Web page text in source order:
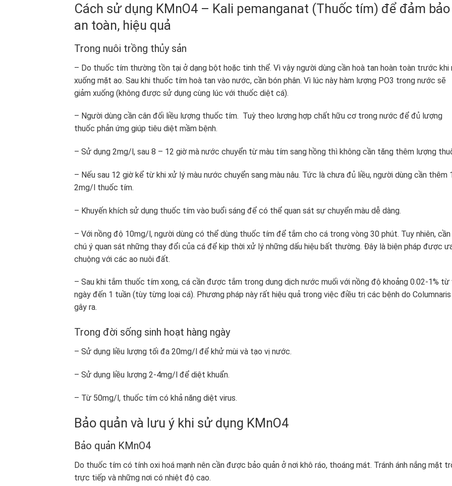
Cách sử dụng KMnO4 – Kali pemanganat (Thuốc tím) để đảm bảo
an toàn, hiệu quả
Trong nuôi trồng thủy sản
– Do thuốc tím thường tồn tại ở dạng bột hoặc tinh thể. Vì vậy người dùng cần hoà tan hoàn toàn trước khi
xuống mặt ao. Sau khi thuốc tím hoà tan vào nước, cần bón phân. Vì lúc này hàm lượng PO3 trong nước sẽ
giảm xuống (không được sử dụng cùng lúc với thuốc diệt cá).
– Người dùng cần cân đối liều lượng thuốc tím. Tuỳ theo lượng hợp chất hữu cơ trong nước để đủ lượng
thuốc phản ứng giúp tiêu diệt mầm bệnh.
– Sử dụng 2mg/l, sau 8 – 12 giờ mà nước chuyển từ màu tím sang hồng thì không cần tăng thêm lượng
– Nếu sau 12 giờ kể từ khi xử lý màu nước chuyển sang màu nâu. Tức là chưa đủ liều, người dùng cần thêm
2mg/l thuốc tím.
– Khuyến khích sử dụng thuốc tím vào buổi sáng để có thể quan sát sự chuyển màu dễ dàng.
– Với nồng độ 10mg/l, người dùng có thể dùng thuốc tím để tắm cho cá trong vòng 30 phút. Tuy nhiên, cần
chú ý quan sát những thay đổi của cá để kịp thời xử lý những dấu hiệu bất thường. Đây là biện pháp được
chuộng với các ao nuôi đất.
– Sau khi tắm thuốc tím xong, cá cần được tắm trong dung dịch nước muối với nồng độ khoảng 0.02-1% từ
ngày đến 1 tuần (tùy từng loại cá). Phương pháp này rất hiệu quả trong việc điều trị các bệnh do Columnaris
gây ra.
Trong đời sống sinh hoạt hàng ngày
– Sử dụng liều lượng tối đa 20mg/l để khử mùi và tạo vị nước.
– Sử dụng liều lượng 2-4mg/l để diệt khuẩn.
– Từ 50mg/l, thuốc tím có khả năng diệt virus.
Bảo quản và lưu ý khi sử dụng KMnO4
Bảo quản KMnO4
Do thuốc tím có tính oxi hoá mạnh nên cần được bảo quản ở nơi khô ráo, thoáng mát. Tránh ánh nắng mặt
trực tiếp và những nơi có nhiệt độ cao.